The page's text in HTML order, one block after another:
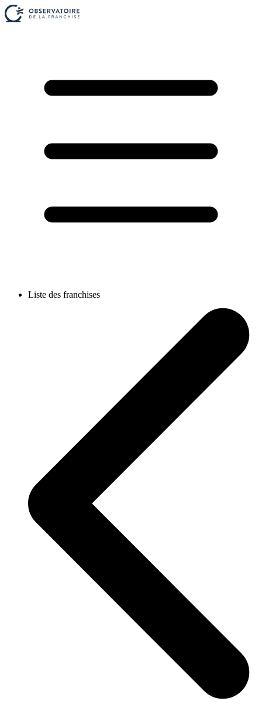
Liste des franchises